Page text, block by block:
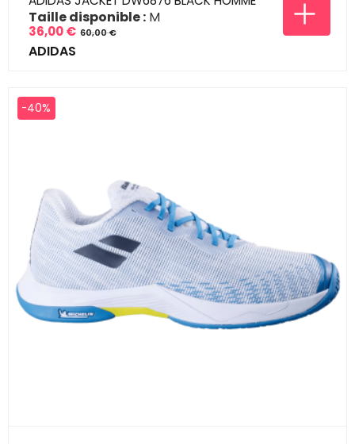
Prix
36,00 €
Prix
de
60,00 €
Taille disponible : M
ADIDAS
-40%